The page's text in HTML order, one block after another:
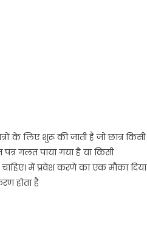
के लिए शुरू की जाती है जो छात्र किसी
गलत पाया गया है या किसी
में प्रवेश करणे का एक मौका दिया
होता है